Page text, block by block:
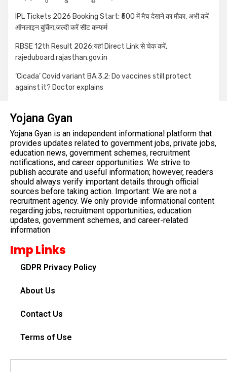
IPL Tickets 2026 Booking Start: ₹500 में मैच देखने का मौका, अभी करें
ऑनलाइन बुकिंग,जल्दी करें सीट कन्फर्म
RBSE 12th Result 2026:यहां Direct Link से चेक करें,
rajeduboard.rajasthan.gov.in
‘Cicada’ Covid variant BA.3.2: Do vaccines still protect
against it? Doctor explains
Yojana Gyan
Yojana Gyan is an independent informational platform that
provides updates related to government jobs, private jobs,
education news, government schemes, recruitment
notifications, and career opportunities. We strive to
publish accurate and useful information; however, readers
should always verify important details through official
sources before taking action. Important: We are not a
recruitment agency. We only provide informational content
regarding jobs, recruitment opportunities, education
updates, government schemes, and career-related
information
Imp Links
GDPR Privacy Policy
About Us
Contact Us
Terms of Use